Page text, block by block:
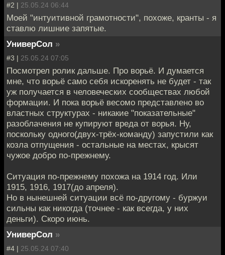
#2 | 25.05.24 06:44
Моей "интуитивной грамотности", похоже, кранты - я
ставлю лишние запятые.
УниверСол »
#3 | 25.05.24 07:05
Посмотрел ролик дальше. Про ворьё. И думается
мне, что ворьё само себя искоренять не будет - так
уж получается в человеческих сообществах любой
формации. И пока ворьё весомо представлено во
властных структурах - никакие "показательные"
разоблачения не купируют вреда от ворья. Ну,
поскольку одного(двух-трёх-команду) запустили как
козла отпущения - остальные на местах, крысят
чужое добро по-прежнему.
Ситуация по-прежнему похожа на 1914 год. Или
1915, 1916, 1917(до апреля).
Но в нынешней ситуации всё по-другому - буржуи
сильны как никогда (точнее - как всегда, у них
деньги). Скоро июнь.
УниверСол »
#4 | 25.05.24 07:40